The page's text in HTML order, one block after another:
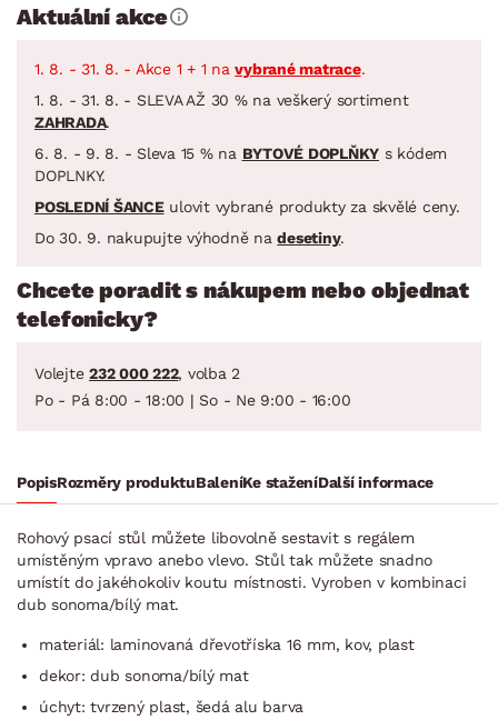
Aktuální akce
1. 8. - 31. 8. - Akce 1 + 1 navybrané matrace.
1. 8. - 31. 8. - SLEVA AŽ 30 % na veškerý sortiment
ZAHRADA.
6. 8. - 9. 8. - Sleva 15 % na BYTOVÉ DOPLŇKY s kódem
DOPLNKY.
POSLEDNÍ ŠANCEulovit vybrané produkty za skvělé ceny.
Do 30. 9. nakupujte výhodně nadesetiny.
Chcete poradit s nákupem nebo objednat
telefonicky?
Volejte 232 000 222, volba 2
Po - Pá 8:00 - 18:00 | So - Ne 9:00 - 16:00
PopisRozměry produktuBaleníKe staženíDalší informace
Rohový psací stůl můžete libovolně sestavit s regálem
umístěným vpravo anebo vlevo. Stůl tak můžete snadno
umístít do jakéhokoliv koutu místnosti. Vyroben v kombinaci
dub sonoma/bílý mat.
materiál: laminovaná dřevotříska 16 mm, kov, plast
dekor: dub sonoma/bílý mat
úchyt: tvrzený plast, šedá alu barva